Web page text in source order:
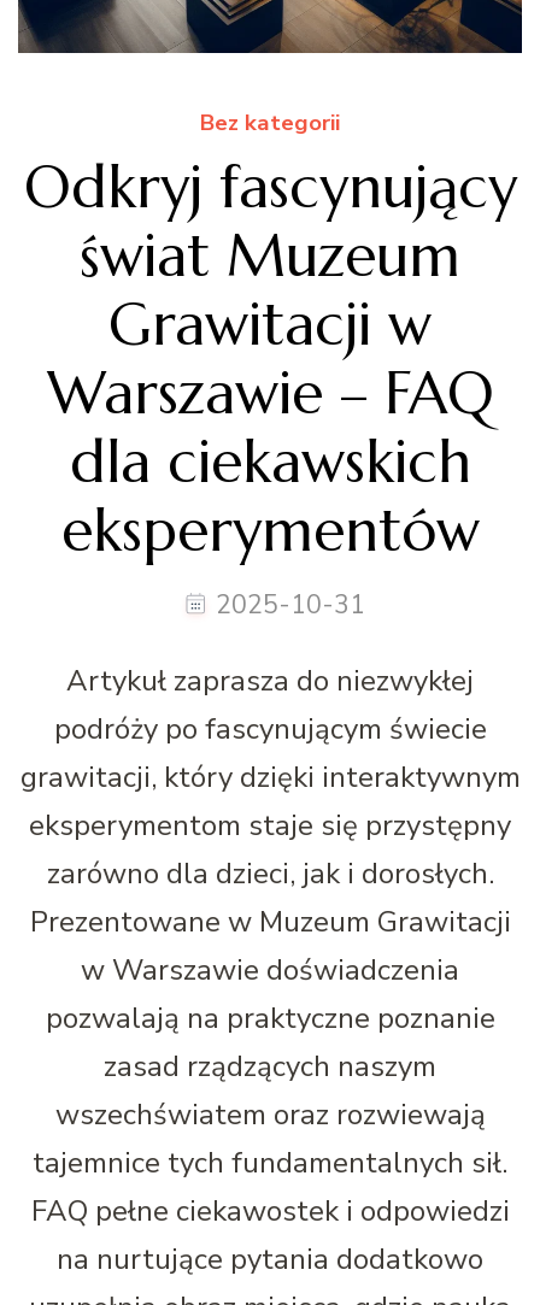
Bez kategorii
Odkryj fascynujący
świat Muzeum
Grawitacji w
Warszawie – FAQ
dla ciekawskich
eksperymentów
2025-10-31
Artykuł zaprasza do niezwykłej
podróży po fascynującym świecie
grawitacji, który dzięki interaktywnym
eksperymentom staje się przystępny
zarówno dla dzieci, jak i dorosłych.
Prezentowane w Muzeum Grawitacji
w Warszawie doświadczenia
pozwalają na praktyczne poznanie
zasad rządzących naszym
wszechświatem oraz rozwiewają
tajemnice tych fundamentalnych sił.
FAQ pełne ciekawostek i odpowiedzi
na nurtujące pytania dodatkowo